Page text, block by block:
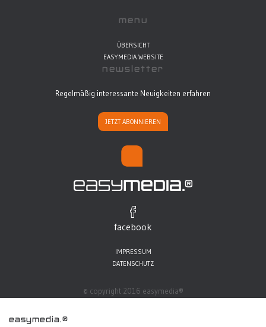
menu
ÜBERSICHT
EASYMEDIA WEBSITE
newsletter
Regelmäßig interessante Neuigkeiten erfahren
JETZT ABONNIEREN
facebook
IMPRESSUM
DATENSCHUTZ
© copyright 2016 easymedia®
easymedia.®